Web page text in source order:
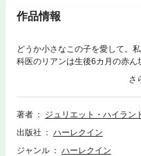
作品情報
どうか小さなこの子を愛して。
科医のリアンは生後6カ月の赤ん
ンとは10年ぶりに出かけた休暇
かれ合って1週間限定の情熱的
かるとは思いもせずに。実は出
をしていた。赤ん坊が生まれた
ャクソンはつかの間の恋人だっ
新しく赴任した病院で、リアン
著者 ジュリエット・ハイラン
出版社
ハーレクイン
ジャンル
ハーレクイン